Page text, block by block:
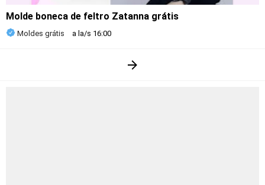
Molde boneca de feltro Zatanna grátis
Moldes grátis a la/s 16:00